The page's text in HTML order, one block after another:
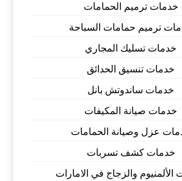
خدمات ترميم الحمامات
ترميم حمامات السباحة
خدمات تسليك المجاري
خدمات تنسيق الحدائق
خدمات ساندوتش بانل
خدمات صيانة المكيفات
عزل وصيانة الحمامات
خدمات كشف تسربات
والزجاج في الامارات